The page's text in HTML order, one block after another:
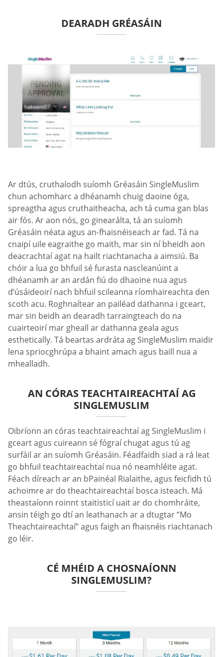
DEARADH GRÉASÁIN
Ar dtús, cruthaíodh suíomh Gréasáin SingleMuslim
chun achomharc a dhéanamh chuig daoine óga,
spreagtha agus cruthaitheacha, ach tá cuma gan blas
air fós. Ar aon nós, go ginearálta, tá an suíomh
Gréasáin néata agus an-fhaisnéiseach ar fad. Tá na
cnaipí uile eagraithe go maith, mar sin ní bheidh aon
deacrachtaí agat na hailt riachtanacha a aimsiú. Ba
chóir a lua go bhfuil sé furasta nascleanúint a
dhéanamh ar an ardán fiú do dhaoine nua agus
d’úsáideoirí nach bhfuil scileanna ríomhaireachta den
scoth acu. Roghnaítear an pailéad dathanna i gceart,
mar sin beidh an dearadh tarraingteach do na
cuairteoirí mar gheall ar dathanna geala agus
esthetically. Tá beartas ardráta ag SingleMuslim maidir
lena spriocghrúpa a bhaint amach agus baill nua a
mhealladh.
AN CÓRAS TEACHTAIREACHTAÍ AG
SINGLEMUSLIM
Oibríonn an córas teachtaireachtaí ag SingleMuslim i
gceart agus cuireann sé fógraí chugat agus tú ag
surfáil ar an suíomh Gréasáin. Féadfaidh siad a rá leat
go bhfuil teachtaireachtaí nua nó neamhléite agat.
Féach díreach ar an bPainéal Rialaithe, agus feicfidh tú
achoimre ar do theachtaireachtaí bosca isteach. Má
theastaíonn roinnt staitisticí uait ar do chomhráite,
ansin téigh go dtí an leathanach ar a dtugtar “Mo
Theachtaireachtaí” agus faigh an fhaisnéis riachtanach
go léir.
CÉ MHÉID A CHOSNAÍONN
SINGLEMUSLIM?